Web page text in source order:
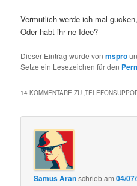
Vermutlich werde ich mal
Oder habt ihr ne Idee?
Dieser Eintrag wurde vonmspro
Setze ein Lesezeichen für den
14 KOMMENTARE ZU „
Samus Aranschriebam04/